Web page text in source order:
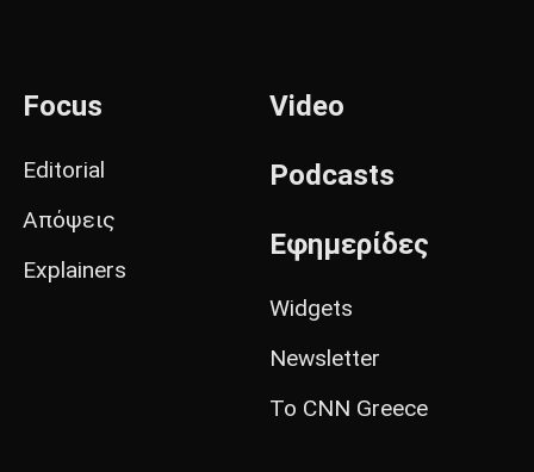
Focus
Editorial
Απόψεις
Explainers
Video
Podcasts
Εφημερίδες
Widgets
Newsletter
Το CNN Greece